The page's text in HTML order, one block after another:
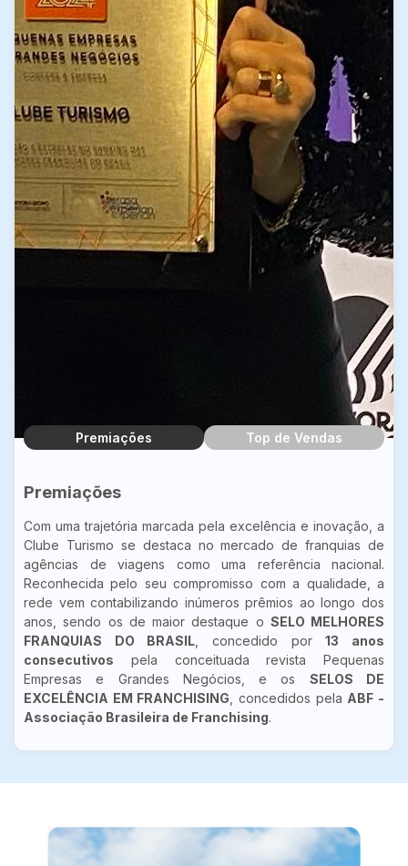
Premiações Top de Vendas
Premiações
Com uma trajetória marcada pela excelência e inovação, a
Clube Turismo se destaca no mercado de franquias de
agências de viagens como uma referência nacional.
Reconhecida pelo seu compromisso com a qualidade, a
rede vem contabilizando inúmeros prêmios ao longo dos
anos, sendo os de maior destaque o SELO MELHORES
FRANQUIAS DO BRASIL , concedido por13 anos
consecutivos pela conceituada revista Pequenas
Empresas e Grandes Negócios, e os SELOS DE
EXCELÊNCIA EM FRANCHISING , concedidos pela ABF -
Associação Brasileira de Franchising.